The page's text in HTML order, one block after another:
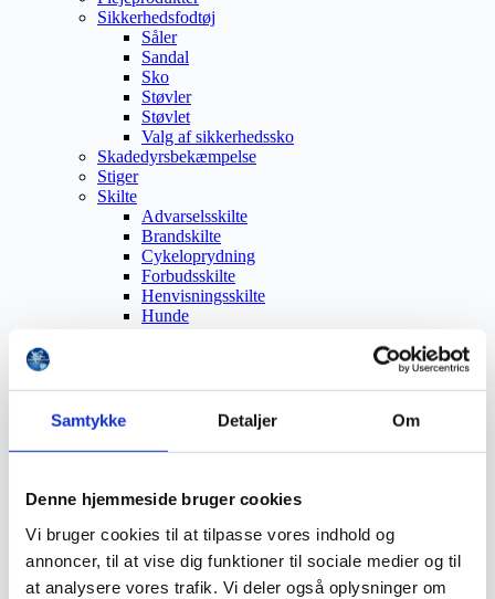
Samtykke Detaljer Om
Denne hjemmeside bruger cookies
Vi bruger cookies til at tilpasse vores indhold og
annoncer, til at vise dig funktioner til sociale medier og til
at analysere vores trafik. Vi deler også oplysninger om
Sikkerhedsfodtøj
Såler
Sandal
Sko
Støvler
Støvlet
Valg af sikkerhedssko
Skadedyrsbekæmpelse
Stiger
Skilte
Advarselsskilte
Brandskilte
Cykeloprydning
Forbudsskilte
Henvisningsskilte
Hunde
Standere, galger og beslag
Luftrenser
Trafiksikkerhed
Afspærring
Pullert
Trafikspejle
Vejbump
Vejmarkering